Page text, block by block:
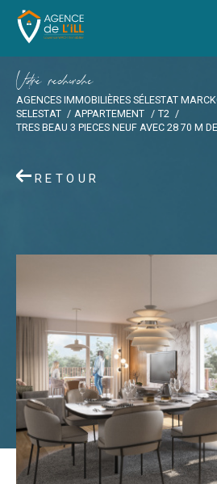
Vore recece
AGENCES IMMOBILIÈRES SÉLESTAT
SELESTAT
APPARTEMENT
T2
TRES BEAU 3 PIECES NEUF AVEC 28 70 M
RETOUR